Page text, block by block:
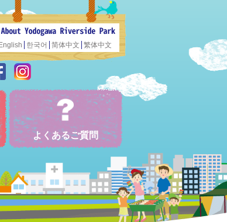
English 한국어 简体中文 繁体中文
よくあるご質問